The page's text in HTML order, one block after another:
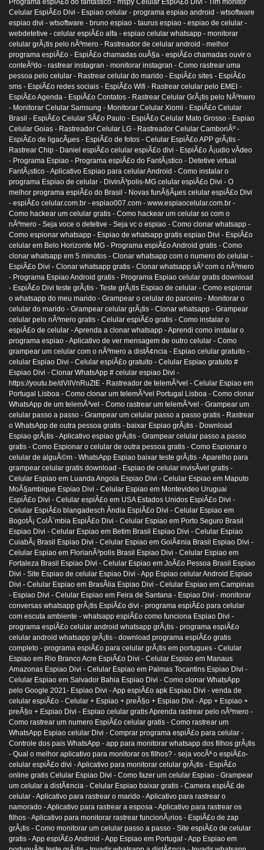
Programa espiÃ£o do fantastico - mspy Celular EspiÃ£o Divi - Tim monitor
Celular EspiÃ£o Divi - Espiao celular - programa espiao android - wtsoftware
espiao divi - wtsoftware - bruno espiao - taurus espiao - espiao de celular -
webdetetive - celular espiÃ£o alfa - espiao celular whatsapp - monitorar
celular grÃ¡tis pelo nÃºmero - Rastreador de celular android - melhor
programa espiÃ£o - EspiÃ£o chamadas ouÃ§a - espiÃ£o chamadas ouvir o
conteÃºdo - rastrear instagran - monitorar instagran - Como rastrear uma
pessoa pelo celular - Rastrear celular do marido - EspiÃ£o sites - EspiÃ£o
sms - EspiÃ£o redes sociais - EspiÃ£o Wifi - Rastrear celular pelo EMEI -
EspiÃ£o Agenda - EspiÃ£o Contatos - Rastrear Celular GrÃ¡tis pelo NÃºmero
- Monitorar Celular Samsung - Monitorar Celular Xiomi - EspiÃ£o Celular
Brasil - EspiÃ£o Celular SÃ£o Paulo - EspiÃ£o Celular Mato Grosso - Espiao
Celular Goias - Rastreador Celular LG - Rastreador Celular CamboriÃº -
EspiÃ£o de ligacÃµes - EspiÃ£o de fotos - Celular EspiÃ£o APP grÃ¡tis -
Rastrear Chip - Daniel espiÃ£o celular espiÃ£o divi - EspiÃ£o Ã¡udio vÃ­deo
- Programa Espiao - Programa espiÃ£o do FantÃ¡stico - Detetive virtual
FantÃ¡stico -Aplicativo Espiao para celular Android - Como instalar o
programa Espiao de celular - DivinÃ³polis-MG celular espiÃ£o Divi - O
melhor programa espiÃ£o do Brasil - Novas funÃ§Ãµes celular espiÃ£o Divi
- espiÃ£o celular.com.br - espiao007.com - www.espiaocelular.com.br -
Como hackear um celular gratis - Como hackear um celular so com o
nÃºmero - Seja voce o detetive - Seja vc o espiao - Como clonar whatsapp -
Como espionar whatsapp - Espiao de whatsapp gratis espiao Divi - EspiÃ£o
celular em Belo Horizonte MG - Programa espiÃ£o Android gratis - Como
clonar whatsapp em 5 minutos - Clonar whatsapp com o numero do celular -
EspiÃ£o Divi - Clonar whatsapp gratis - Clonar whatsapp sÃ³ com o nÃºmero
- Programa Espiao Android gratis - Programa Espiao celular gratis download
- EspiÃ£o Divi teste grÃ¡tis - Teste grÃ¡tis Espiao de celular - Como espionar
o whatsapp do meu marido - Grampear o celular do parceiro - Monitorar o
celular do marido - Grampear celular grÃ¡tis - Clonar whatsapp - Grampear
celular pelo nÃºmero gratis - Celular espiÃ£o gratis - Como instalar o
espiÃ£o de celular -Aprenda a clonar whatsapp -Aprendi como instalar o
programa espiao -Aplicativo de ver mensagem de outro celular - Como
grampear um celular com o nÃºmero a distÃ¢ncia - Espiao celular gratuito -
celular Espiao Divi - Celular espiÃ£o gratuito - Celular Espiao gratuito #
Espiao Divi - Clonar WhatsApp # celular espiao Divi -
https://youtu.be/dVilVnRuZtE - Rastreador de telemÃ³vel - Celular Espiao em
Portugal Lisboa - Como clonar um telemÃ³vel Portugal Lisboa - Como clonar
WhatsApp de um telemÃ³vel - Como rastrear um telemÃ³vel - Grampear um
celular passo a passo - Grampear um celular passo a passo gratis - Rastrear
o WhatsApp de outra pessoa gratis - baixar Espiao grÃ¡tis - Download
Espiao grÃ¡tis -Aplicativo espiao grÃ¡tis - Grampear celular passo a passo
gratis - Como Espionar o celular de outra pessoa gratis - Como Espionar o
celular de alguÃ©m - WhatsApp Espiao baixar teste grÃ¡tis -Aparelho para
grampear celular gratis download - Espiao de celular invisÃ­vel gratis -
Celular Espiao em Luanda Angola Espiao Divi - Celular Espiao em Maputo
MoÃ§ambique Espiao Divi - Celular Espiao em Montevideo Uruguai
EspiÃ£o Divi - Celular espiÃ£o em USA Estados Unidos EspiÃ£o Divi -
Celular EspiÃ£o blangadesch Ãndia EspiÃ£o Divi - Celular Espiao em
BogotÃ¡ ColÃ´mbia EspiÃ£o Divi - Celular Espiao em Porto Seguro Brasil
Espiao Divi - Celular Espiao em Betim Brasil Espiao Divi - Celular Espiao
CuiabÃ¡ Brasil Espiao Divi - Celular Espiao em GoiÃ¢nia Brasil Espiao Divi -
Celular Espiao em FlorianÃ³polis Brasil Espiao Divi - Celular Espiao em
Fortaleza Brasil Espiao Divi - Celular Espiao em JoÃ£o Pessoa Brasil Espiao
Divi - Site Espiao de celular Espiao Divi -App Espiao celular Android Espiao
Divi - Celular Espiao em BrasÃ­lia Espiao Divi - Celular Espiao em Campinas
- Espiao Divi - Celular Espiao em Feira de Santana - Espiao Divi - monitorar
conversas whatsapp grÃ¡tis EspiÃ£o divi - programa espiÃ£o para celular
com escuta ambiente - whatsapp espiÃ£o como funciona Espiao Divi -
programa espiÃ£o celular android whatsapp grÃ¡tis - programa espiÃ£o
celular android whatsapp grÃ¡tis - download programa espiÃ£o gratis
completo - programa espiÃ£o para celular grÃ¡tis em portugues - Celular
Espiao em Rio Branco Acre EspiÃ£o Divi - Celular Espiao em Manaus
Amazonas Espiao Divi - Celular Espiao em Palmas Tocantins Espiao Divi -
Celular Espiao em Salvador Bahia Espiao Divi - Como clonar WhatsApp
pelo Google 2021- Espiao Divi -App espiÃ£o apk Espiao Divi - venda de
celular espiÃ£o - Celular + Espiao + preÃ§o + Espiao Divi -App + Espiao +
preÃ§o + Espiao Divi - Espiao celular gratis Aprenda rastrear pelo nÃºmero -
Como rastrear um numero EspiÃ£o celular gratis - Como rastrear um
WhatsApp Espiao celular Divi - Comprar programa espiÃ£o para celular -
Controle dos pais WhatsApp - app para monitorar whatsapp dos filhos grÃ¡tis
- Qual o melhor aplicativo para monitorar os filhos? - seja vocÃª o espiÃ£o-
celular espiÃ£o divi -Aplicativo para monitorar celular grÃ¡tis - EspiÃ£o
online gratis Celular Espiao Divi - Como fazer um celular Espiao - Grampear
um celular a distÃ¢ncia - Celular Espiao baixar gratis - Camera espiÃ£ de
celular -Aplicativo para rastrear o marido -Aplicativo para rastrear o
namorado -Aplicativo para rastrear a esposa -Aplicativo para rastrear os
filhos -Aplicativo para monitorar rastrear funcionÃ¡rios - EspiÃ£o de zap
grÃ¡tis - Como monitorar um celular passo a passo - Site espiÃ£o de celular
gratis -App espiÃ£o Android -App Espiao em Portugal -App Espiao em